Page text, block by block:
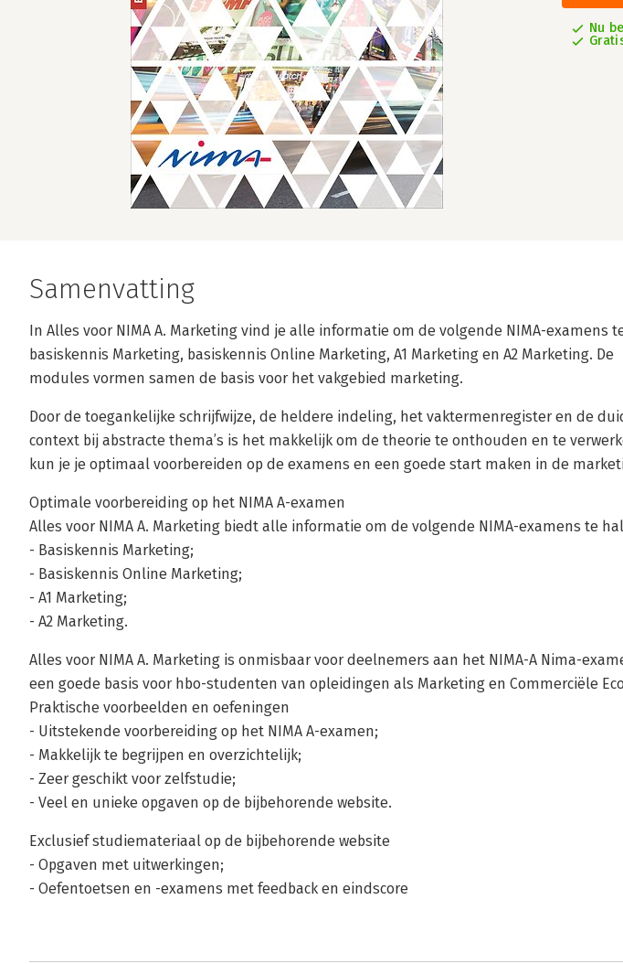
Nu
Samenvatting
In Alles voor NIMA A. Marketing vind je alle informatie om de volgende NIMA-examens
basiskennis Marketing, basiskennis Online Marketing, A1 Marketing en A2 Marketing. De
modules vormen samen de basis voor het vakgebied marketing.
Door de toegankelijke schrijfwijze, de heldere indeling, het vaktermenregister en de
context bij abstracte thema’s is het makkelijk om de theorie te onthouden en te
kun je je optimaal voorbereiden op de examens en een goede start maken in de
Optimale voorbereiding op het NIMA A-examen
Alles voor NIMA A. Marketing biedt alle informatie om de volgende NIMA-examens te
- Basiskennis Marketing;
- Basiskennis Online Marketing;
- A1 Marketing;
- A2 Marketing.
Alles voor NIMA A. Marketing is onmisbaar voor deelnemers aan het NIMA-A Nima-
een goede basis voor hbo-studenten van opleidingen als Marketing en Commerciële
Praktische voorbeelden en oefeningen
- Uitstekende voorbereiding op het NIMA A-examen;
- Makkelijk te begrijpen en overzichtelijk;
- Zeer geschikt voor zelfstudie;
- Veel en unieke opgaven op de bijbehorende website.
Exclusief studiemateriaal op de bijbehorende website
- Opgaven met uitwerkingen;
- Oefentoetsen en -examens met feedback en eindscore